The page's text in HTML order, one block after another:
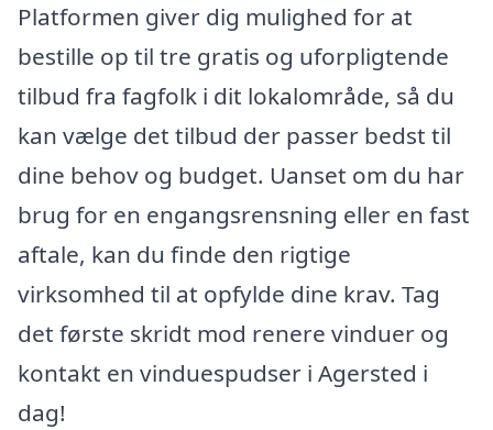
Platformen giver dig mulighed for at
bestille op til tre gratis og uforpligtende
tilbud fra fagfolk i dit lokalområde, så du
kan vælge det tilbud der passer bedst til
dine behov og budget. Uanset om du har
brug for en engangsrensning eller en fast
aftale, kan du finde den rigtige
virksomhed til at opfylde dine krav. Tag
det første skridt mod renere vinduer og
kontakt en vinduespudser i Agersted i
dag!